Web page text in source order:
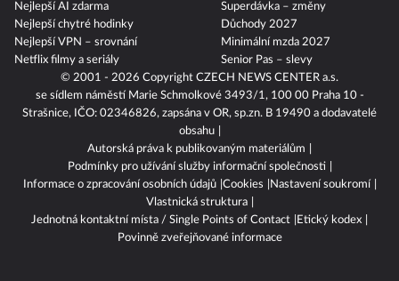
© 2001 - 2026 Copyright CZECH NEWS CENTER a.s.
se sídlem náměstí Marie Schmolkové 3493/1, 100 00 Praha 10 -
Strašnice, IČO: 02346826, zapsána v OR, sp.zn. B 19490 a dodavatelé
obsahu
Autorská práva k publikovaným materiálům
Podmínky pro užívání služby informační společnosti
Informace o zpracování osobních údajů Cookies
Nastavení soukromí
Vlastnická struktura
Jednotná kontaktní místa / Single Points of Contact
Etický kodex
Povinně zveřejňované informace
Nejlepší AI zdarma
Nejlepší chytré hodinky
Nejlepší VPN – srovnání
Netflix filmy a seriály
Superdávka – změny
Důchody 2027
Minimální mzda 2027
Senior Pas – slevy